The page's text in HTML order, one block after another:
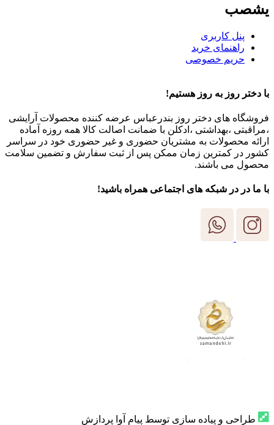
یشصب
پنل کاربری
راهنمای خرید
حریم خصوصی
با دختر روز به روز هستیم!
فروشگاه های دختر روز بندرعباس عرضه کننده محصولات آرایشی
،مراقبتی ،بهداشتی ،ادکلن با ضمانت اصالت کالا همه روزه آماده
ارائه محصولات به مشتریان حضوری و غیر حضوری خود در سراسر
کشور در کمترین زمان ممکن پس از ثبت سفارش و تضمین سلامت
محصول می باشند.
با ما در در شبکه های اجتماعی همراه باشید!
طراحی و پیاده سازی توسط پیام آوا پردازش